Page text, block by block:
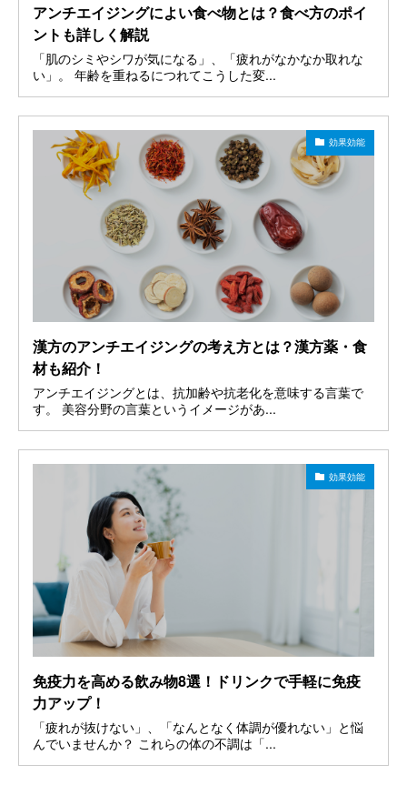
アンチエイジングによい食べ物とは？食べ方のポイ
ントも詳しく解説
「肌のシミやシワが気になる」、「疲れがなかなか取れな
い」。 年齢を重ねるにつれてこうした変...
効果効能
漢方のアンチエイジングの考え方とは？漢方薬・食
材も紹介！
アンチエイジングとは、抗加齢や抗老化を意味する言葉で
す。 美容分野の言葉というイメージがあ...
効果効能
免疫力を高める飲み物8選！ドリンクで手軽に免疫
力アップ！
「疲れが抜けない」、「なんとなく体調が優れない」と悩
んでいませんか？ これらの体の不調は「...